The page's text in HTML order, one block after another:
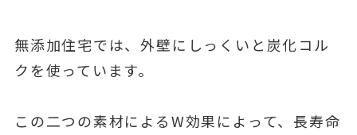
無添加住宅では、外壁にしっくいと炭化コル
クを使っています。
この二つの素材によるW効果によって、長寿命